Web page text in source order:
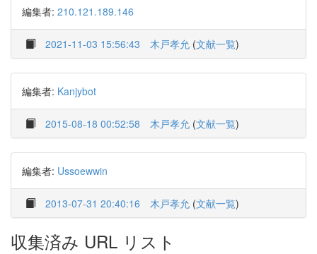
編集者: 210.121.189.146
2021-11-03 15:56:43 木戸孝允 (文献一覧)
編集者: Kanjybot
2015-08-18 00:52:58 木戸孝允 (文献一覧)
編集者: Ussoewwin
2013-07-31 20:40:16 木戸孝允 (文献一覧)
収集済み URL リスト